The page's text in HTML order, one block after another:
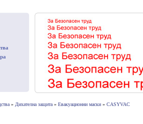
» Дихателна защита » Евакуационни маски » CASYVAC